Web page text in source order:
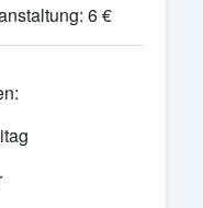
6 €